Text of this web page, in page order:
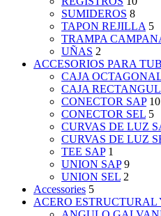
SUMIDEROS 8
TAPON REJILLA 5
TRAMPA
UÑAS 2
ACCESORIOS PARA
CAJA
CAJA
CONECTOR SAP 10
CONECTOR SEL 5
CURVAS DE LUZ
CURVAS DE LUZ
TEE SAP 1
UNION SAP 9
UNION SEL 2
Accessories 5
ACERO ESTRUCTURAL